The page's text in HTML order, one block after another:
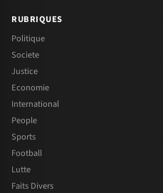
RUBRIQUES
Politique
Societe
Justice
Economie
International
People
Sports
Football
Lutte
Faits Divers